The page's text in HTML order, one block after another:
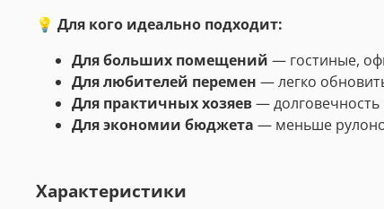
💡 Для кого идеально подходит:
Для больших помещений — гостиные,
Для любителей перемен — легко
Для практичных хозяев— долговечность
Для экономии бюджета — меньше
Характеристики